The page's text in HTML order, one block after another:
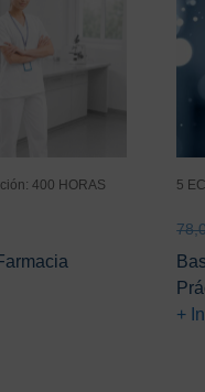
400 HORAS 5
+